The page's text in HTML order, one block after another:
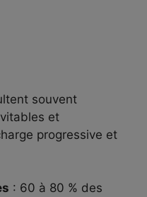
souvent
et
progressive et
: 60 à 80 % des